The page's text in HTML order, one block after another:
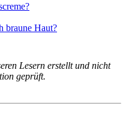
braune Haut?
Lesern erstellt und nicht
geprüft.